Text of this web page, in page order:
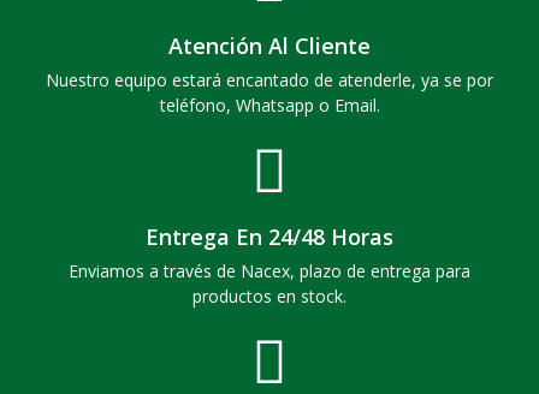
Atención Al Cliente
Nuestro equipo estará encantado de atenderle, ya se por
teléfono, Whatsapp o Email.
Entrega En 24/48 Horas
Enviamos a través de Nacex, plazo de entrega para
productos en stock.